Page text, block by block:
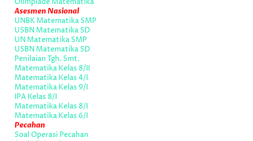
Asesmen Nasional
UNBK Matematika SMP
USBN Matematika SD
UN Matematika SMP
USBN Matematika SD
Penilaian Tgh. Smt.
Matematika Kelas 8/II
Matematika Kelas 4/I
Matematika Kelas 9/I
IPA Kelas 8/I
Matematika Kelas 8/I
Matematika Kelas 6/I
Pecahan
Soal Operasi Pecahan